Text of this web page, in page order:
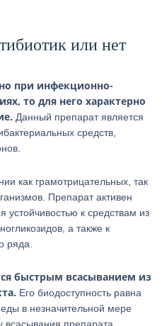
или нет
при инфекционно-
то для него характерно
Данный препарат является
средств,
как грамотрицательных, так
Препарат активен
устойчивостью к средствам из
а также к
ряда.
быстрым всасыванием из
Его биодоступность равна
в незначительной мере